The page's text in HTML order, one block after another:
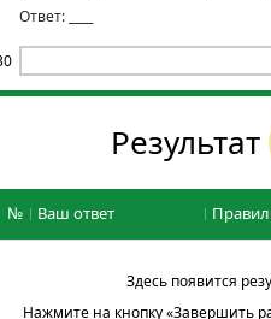
Ответ: ____
Результат
№ Ваш ответ
Здесь появится
Нажмите на кнопку «Завершить